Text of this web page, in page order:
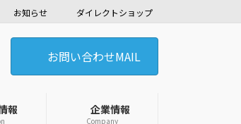
お知らせ ダイレクトショップ
お問い合わせMAIL
報 企業情報
Company